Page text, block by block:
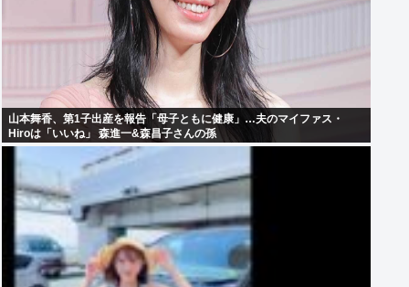
山本舞香、第1子出産を報告「母子ともに健康」…夫のマイファス・
Hiroは「いいね」 森進一&森昌子さんの孫